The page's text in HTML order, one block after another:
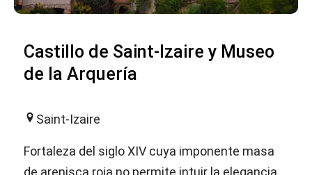
Castillo de Saint-Izaire y Museo
de la Arquería
Saint-Izaire
Fortaleza del siglo XIV cuya imponente masa
de arenisca roja no permite intuir la elegancia